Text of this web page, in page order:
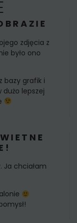
zdjęcia z
było ono
bazy grafik i
lepszej
Ja chciałam